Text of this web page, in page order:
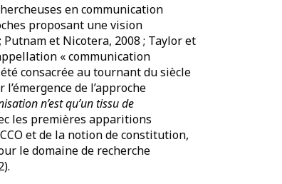
en communication
proposant une vision
et Nicotera, 2008 ; Taylor et
« communication
consacrée au tournant du siècle
de l’approche
n’est qu’un tissu de
les premières apparitions
et de la notion de constitution,
le domaine de recherche